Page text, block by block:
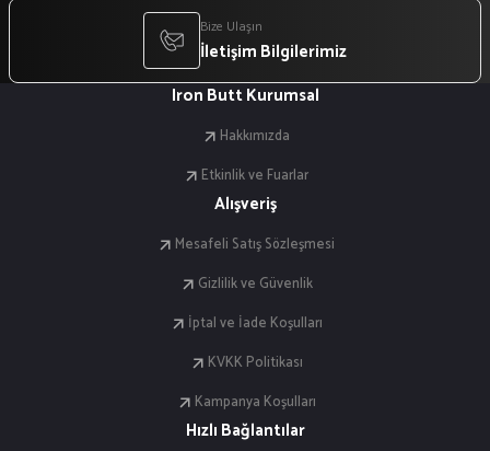
Bize Ulaşın
İletişim Bilgilerimiz
Iron Butt Kurumsal
Hakkımızda
Etkinlik ve Fuarlar
Alışveriş
Mesafeli Satış Sözleşmesi
Gizlilik ve Güvenlik
İptal ve İade Koşulları
KVKK Politikası
Kampanya Koşulları
Hızlı Bağlantılar